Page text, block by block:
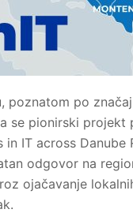
poznatom po
se pionirski
IT across
odgovor na
ojačavanje